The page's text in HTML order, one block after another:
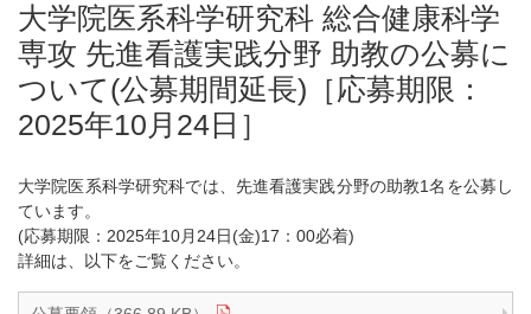
大学院医系科学研究科 総合健康科学
専攻 先進看護実践分野 助教の公募に
ついて(公募期間延長)［応募期限：
2025年10月24日］
大学院医系科学研究科では、先進看護実践分野の助教1名を公募し
ています。
(応募期限：2025年10月24日(金)17：00必着)
詳細は、以下をご覧ください。